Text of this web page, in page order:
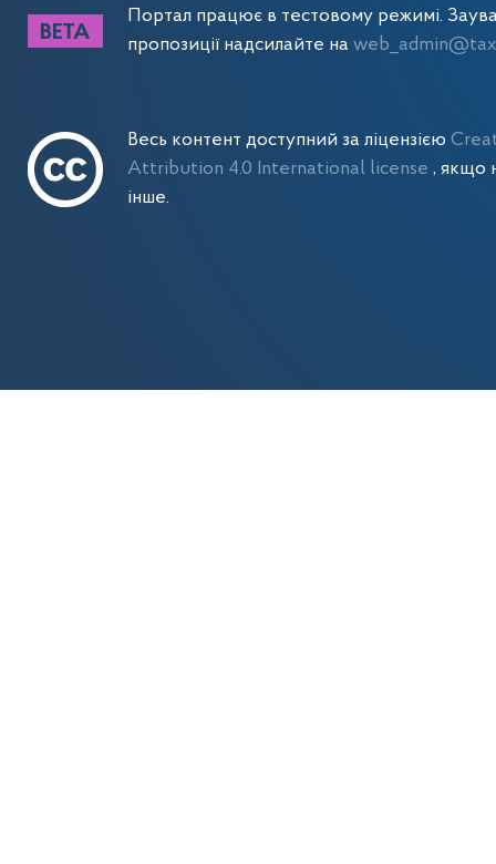
Портал працює в тестовому режимі.
пропозиції надсилайте на
Весь контент доступний за ліцензією
Attribution 4.0 International license , якщо
інше.